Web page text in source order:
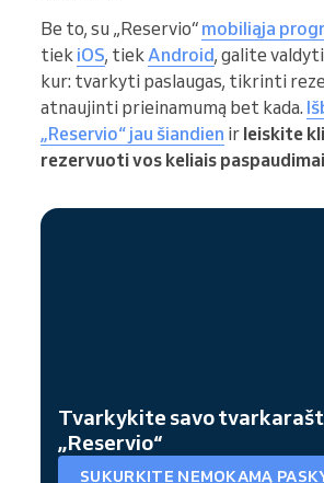
Be to, su „Reservio“ mobiliąja
tiek iOS, tiek Android, galite
kur: tvarkyti paslaugas, tikrinti
atnaujinti prieinamumą bet kada.
„Reservio“ jau šiandien ir leiskite
rezervuoti vos keliais
Tvarkykite savo
„Reservio“
SUKURKITE NEMOKAMĄ